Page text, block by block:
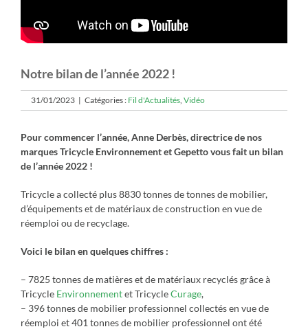
Notre bilan de l’année 2022 !
31/01/2023 | Catégories : Fil d'Actualités Vidéo
Pour commencer l’année, Anne Derbès, directrice de nos
marques Tricycle Environnement et Gepetto vous fait un bilan
de l’année 2022 !
Tricycle a collecté plus 8830 tonnes de tonnes de mobilier,
d’équipements et de matériaux de construction en vue de
réemploi ou de recyclage.
Voici le bilan en quelques chiffres :
– 7825 tonnes de matières et de matériaux recyclés grâce à
Tricycle Environnementet TricycleCurage,
– 396 tonnes de mobilier professionnel collectés en vue de
réemploi et 401 tonnes de mobilier professionnel ont été